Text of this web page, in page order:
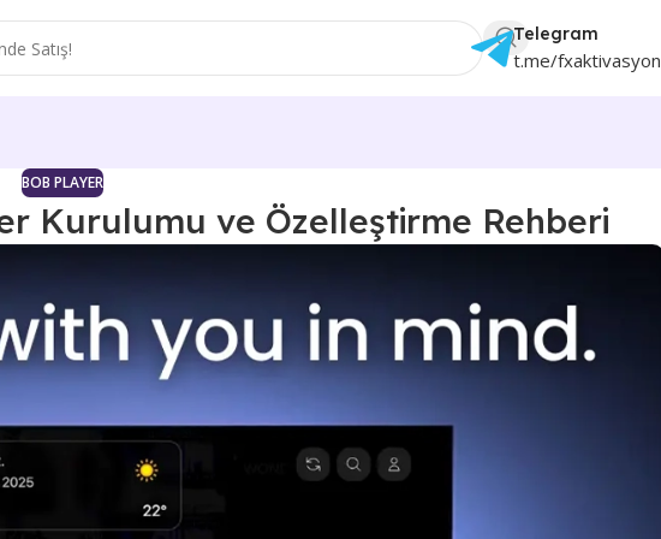
Telegram
t.me/fxaktivasyon
BOB PLAYER
Kurulumu ve Özelleştirme Rehberi